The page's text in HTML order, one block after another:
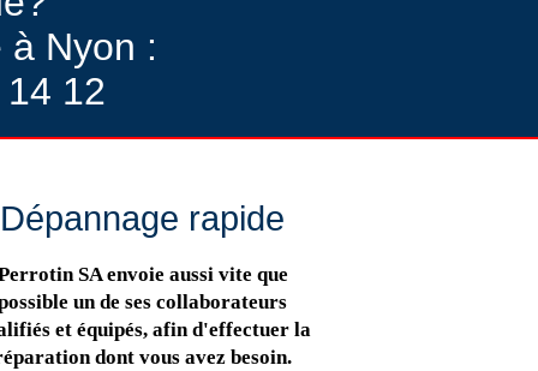
Nyon :
12
Dépannage rapide
SA envoie aussi vite que
un de ses collaborateurs
et équipés, afin d'effectuer la
dont vous avez besoin.